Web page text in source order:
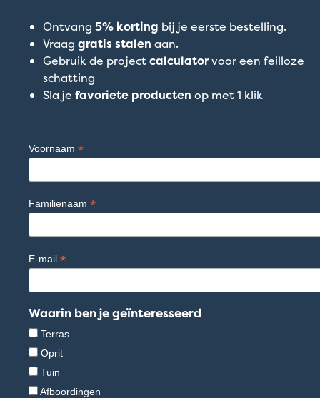
Ontvang 5% korting bij je eerste bestelling.
Vraag gratis stalen aan.
Gebruik de projectcalculatorvoor een feilloze
schatting
Sla je favoriete producten op met 1 klik
Voornaam *
Familienaam *
E-mail *
Waarin ben je geïnteresseerd
Terras
Oprit
Tuin
Afboordingen